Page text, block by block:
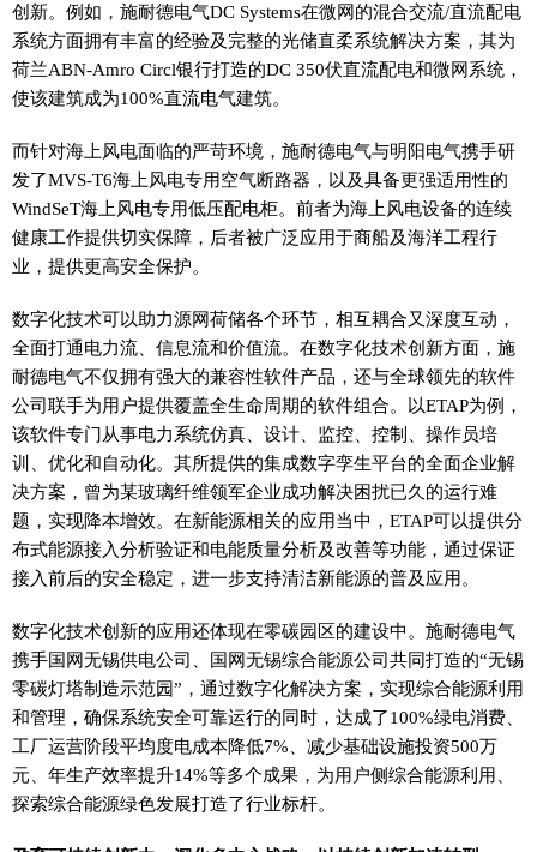
创新。例如，施耐德电气DC Systems在微网的混合交流/直流配电
系统方面拥有丰富的经验及完整的光储直柔系统解决方案，其为
荷兰ABN-Amro Circl银行打造的DC 350伏直流配电和微网系统，
使该建筑成为100%直流电气建筑。
而针对海上风电面临的严苛环境，施耐德电气与明阳电气携手研
发了MVS-T6海上风电专用空气断路器，以及具备更强适用性的
WindSeT海上风电专用低压配电柜。前者为海上风电设备的连续
健康工作提供切实保障，后者被广泛应用于商船及海洋工程行
业，提供更高安全保护。
数字化技术可以助力源网荷储各个环节，相互耦合又深度互动，
全面打通电力流、信息流和价值流。在数字化技术创新方面，施
耐德电气不仅拥有强大的兼容性软件产品，还与全球领先的软件
公司联手为用户提供覆盖全生命周期的软件组合。以ETAP为例，
该软件专门从事电力系统仿真、设计、监控、控制、操作员培
训、优化和自动化。其所提供的集成数字孪生平台的全面企业解
决方案，曾为某玻璃纤维领军企业成功解决困扰已久的运行难
题，实现降本增效。在新能源相关的应用当中，ETAP可以提供分
布式能源接入分析验证和电能质量分析及改善等功能，通过保证
接入前后的安全稳定，进一步支持清洁新能源的普及应用。
数字化技术创新的应用还体现在零碳园区的建设中。施耐德电气
携手国网无锡供电公司、国网无锡综合能源公司共同打造的“无锡
零碳灯塔制造示范园”，通过数字化解决方案，实现综合能源利用
和管理，确保系统安全可靠运行的同时，达成了100%绿电消费、
工厂运营阶段平均度电成本降低7%、减少基础设施投资500万
元、年生产效率提升14%等多个成果，为用户侧综合能源利用、
探索综合能源绿色发展打造了行业标杆。